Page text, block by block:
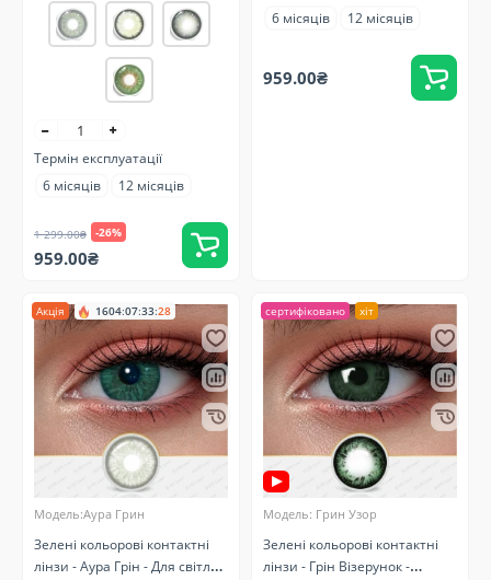
Термін експлуатації
6 місяців
12 місяців
1 299.00₴ -26%
959.00₴
6 місяців
12 місяців
959.00₴
Акція 1604:07:33:27
Модель:Аура Грин
Зелені кольорові контактні
лінзи - Аура Грін - Для світлих
сертифіковано хіт
Модель: Грин Узор
Зелені кольорові контактні
лінзи - Грін Візерунок -